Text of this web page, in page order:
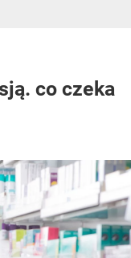
co czeka